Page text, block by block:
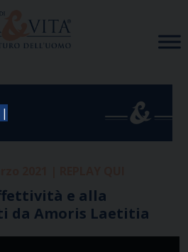
|
e alla
da Amoris Laetitia